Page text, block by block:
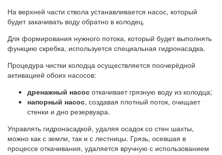
На верхней части ствола устанавливается насос, который
будет закачивать воду обратно в колодец.
Для формирования нужного потока, который будет выполнять
функцию скребка, используется специальная гидронасадка.
Процедура чистки колодца осуществляется поочерёдной
активацией обоих насосов:
дренажный насос откачивает грязную воду из колодца;
напорный насос, создавая плотный поток, очищает
стенки и дно резервуара.
Управлять гидронасадкой, удаляя осадок со стен шахты,
можно как с земли, так и с лестницы. Грязь, осевшая в
процессе откачивания, удаляется вручную с использованием